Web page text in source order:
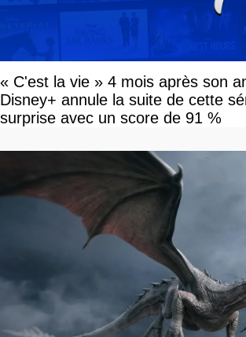
« C'est la vie » 4 mois après son
Disney+ annule la suite de cette
surprise avec un score de 91 %